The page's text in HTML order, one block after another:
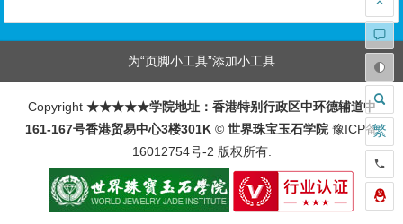
为“页脚小工具”添加小工具
Copyright ★★★★★学院地址：香港特别行政区中环德辅道中
161-167号香港贸易中心3楼301K © 世界珠宝玉石学院 豫ICP备
16012754号-2 版权所有.
繁